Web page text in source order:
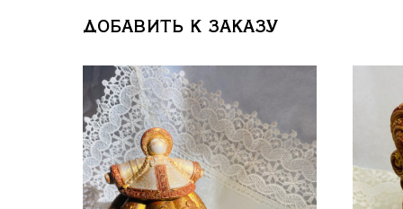
ДОБАВИТЬ К ЗАКАЗУ